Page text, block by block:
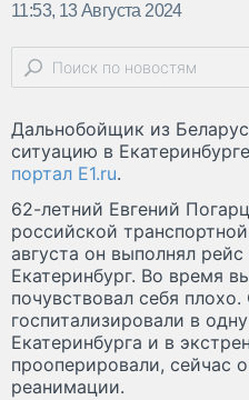
11:53, 13 Августа 2024
Дальнобойщик из
ситуацию в
портал E1.ru.
62-летний Евгений
российской
августа он выполнял
Екатеринбург. Во время
почувствовал себя
госпитализировали в
Екатеринбурга и в
прооперировали, сейчас
реанимации.